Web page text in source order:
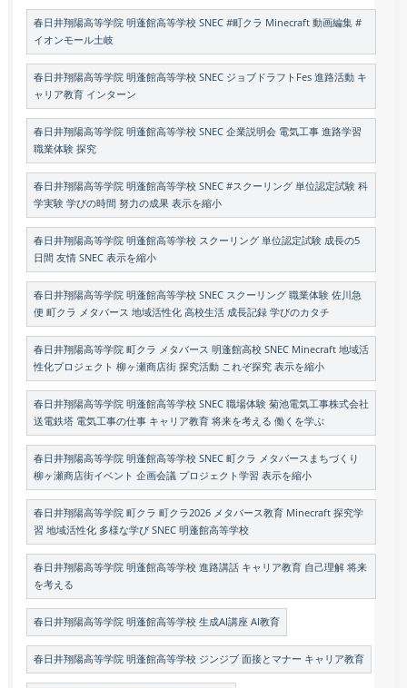
春日井翔陽高等学院 明蓬館高等学校 SNEC #町クラ Minecraft 動画編集 #
イオンモール土岐
春日井翔陽高等学院 明蓬館高等学校 SNEC ジョブドラフトFes 進路活動 キ
ャリア教育 インターン
春日井翔陽高等学院 明蓬館高等学校 SNEC 企業説明会 電気工事 進路学習
職業体験 探究
春日井翔陽高等学院 明蓬館高等学校 SNEC #スクーリング 単位認定試験 科
学実験 学びの時間 努力の成果 表示を縮小
春日井翔陽高等学院 明蓬館高等学校 スクーリング 単位認定試験 成長の5
日間 友情 SNEC 表示を縮小
春日井翔陽高等学院 明蓬館高等学校 SNEC スクーリング 職業体験 佐川急
便 町クラ メタバース 地域活性化 高校生活 成長記録 学びのカタチ
春日井翔陽高等学院 町クラ メタバース 明蓬館高校 SNEC Minecraft 地域活
性化プロジェクト 柳ヶ瀬商店街 探究活動 これぞ探究 表示を縮小
春日井翔陽高等学院 明蓬館高等学校 SNEC 職場体験 菊池電気工事株式会社
送電鉄塔 電気工事の仕事 キャリア教育 将来を考える 働くを学ぶ
春日井翔陽高等学院 明蓬館高等学校 SNEC 町クラ メタバースまちづくり
柳ヶ瀬商店街イベント 企画会議 プロジェクト学習 表示を縮小
春日井翔陽高等学院 町クラ 町クラ2026 メタバース教育 Minecraft 探究学
習 地域活性化 多様な学び SNEC 明蓬館高等学校
春日井翔陽高等学院 明蓬館高等学校 進路講話 キャリア教育 自己理解 将来
を考える
春日井翔陽高等学院 明蓬館高等学校 生成AI講座 AI教育
春日井翔陽高等学院 明蓬館高等学校 ジンジブ 面接とマナー キャリア教育